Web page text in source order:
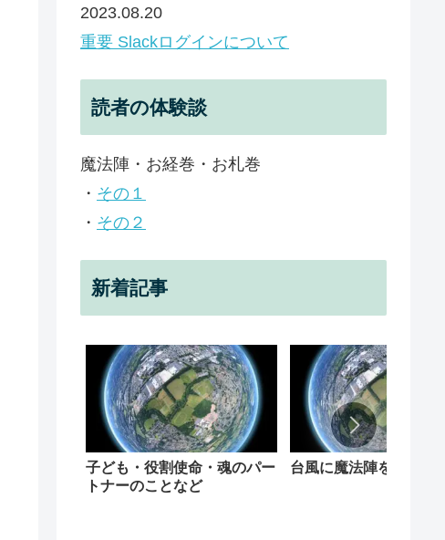
2023.08.20
重要 Slackログインについて
読者の体験談
魔法陣・お経巻・お札巻
・ その１
・ その２
新着記事
子ども・役割使命・魂のパー
トナーのことなど
台風に魔法陣を